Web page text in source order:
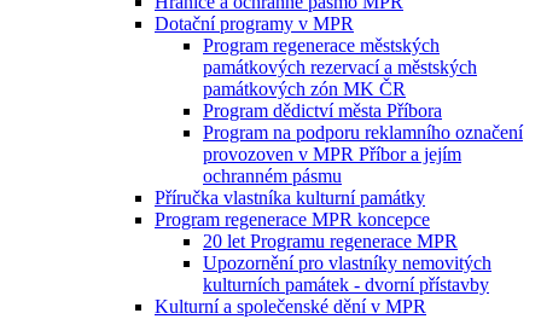
Dotační programy v MPR
Program regenerace městských
památkových rezervací a městských
památkových zón MK ČR
Program dědictví města Příbora
Program na podporu reklamního označení
provozoven v MPR Příbor a jejím
ochranném pásmu
Příručka vlastníka kulturní památky
Program regenerace MPR koncepce
20 let Programu regenerace MPR
Upozornění pro vlastníky nemovitých
kulturních památek - dvorní přístavby
Kulturní a společenské dění v MPR